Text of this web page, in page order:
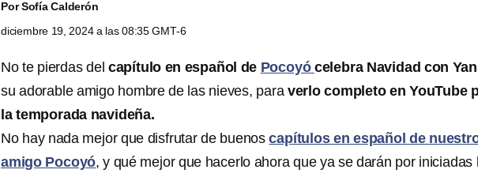
PorSofía Calderón
diciembre 19, 2024 a las 08:35 GMT-6
No te pierdas del capítulo en español de Pocoyó celebra Navidad con
su adorable amigo hombre de las nieves, paraverlo completo en YouTube
la temporada navideña.
No hay nada mejor que disfrutar de buenoscapítulos en español de
amigo Pocoyó, y qué mejor que hacerlo ahora que ya se darán por iniciadas